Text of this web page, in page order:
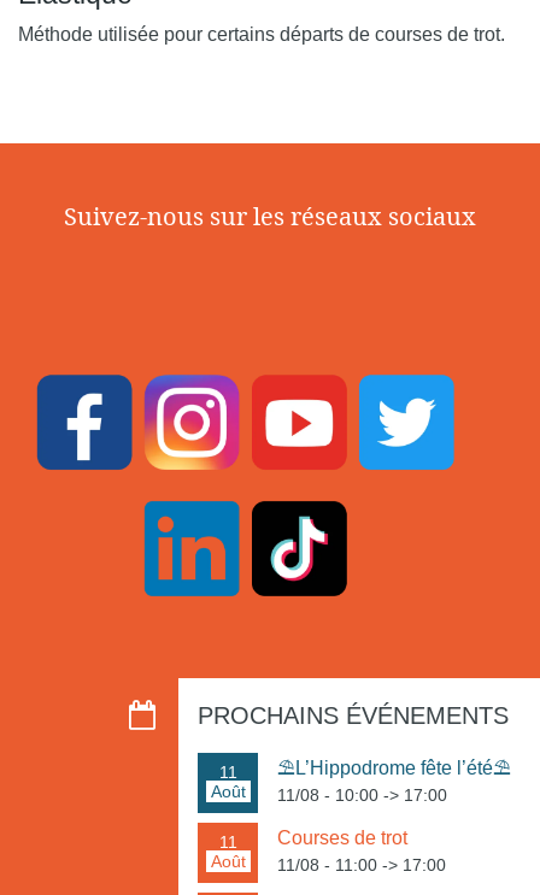
Méthode utilisée pour certains départs de courses de trot.
Suivez-nous sur les réseaux sociaux
PROCHAINS ÉVÉNEMENTS
Août
11 ⛱️L’Hippodrome fête l’été⛱️
11/08 - 10:00 -> 17:00
Août
11 Courses de trot
11/08 - 11:00 -> 17:00